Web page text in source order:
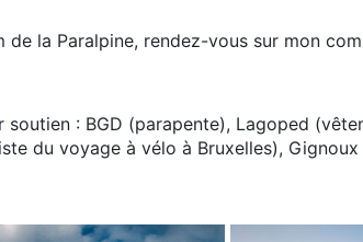
de la Paralpine, rendez-vous sur mon
: BGD (parapente), Lagoped
du voyage à vélo à Bruxelles),